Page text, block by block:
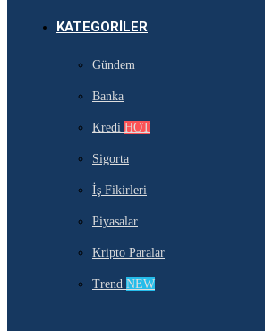
KATEGORILER
Gündem
Banka
Kredi HOT
Sigorta
İş Fikirleri
Piyasalar
Kripto Paralar
Trend NEW